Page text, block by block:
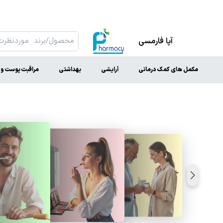
آپا فارمسی
مکمل های کمک درمانی آرایشی بهداشتی مراقبت پوست